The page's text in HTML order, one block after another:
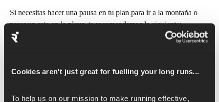
Cookies aren't just great for fuelling your long runs...
To help us on our mission to make running effective,
Si necesitas hacer una pausa en tu plan para ir a la montaña o
pasar un rato en la playa, te recomendamos lo siguiente:
y te preocupa
actividad por una semana de descarga.